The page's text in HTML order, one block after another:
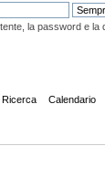
la password e la
Ricerca Calendario